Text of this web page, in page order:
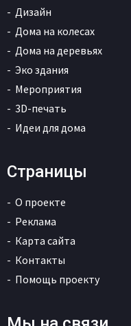
Дизайн
Дома на колесах
Дома на деревьях
Эко здания
Мероприятия
3D-печать
Идеи для дома
Страницы
О проекте
Реклама
Карта сайта
Контакты
Помощь проекту